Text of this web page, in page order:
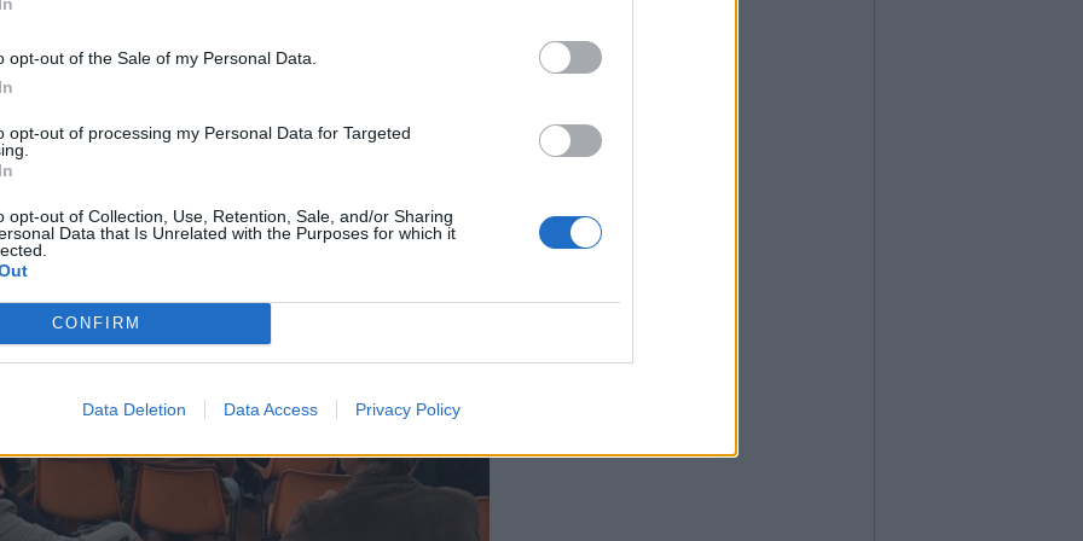
opt-out of the Sale of my Personal Data.
opt-out of processing my Personal Data for Targeted
opt-out of Collection, Use, Retention, Sale, and/or Sharing
Data that Is Unrelated with the Purposes for which it
CONFIRM
Data Deletion Data Access Privacy Policy
vedere giovani così interessati ed
il futuro».